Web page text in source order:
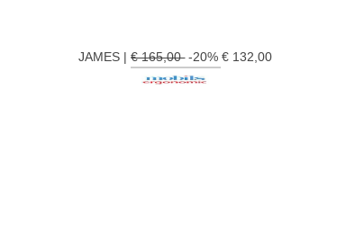
JAMES |€ 165,00-20% € 132,00